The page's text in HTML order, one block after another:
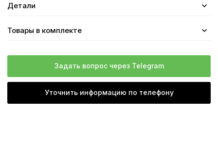
Детали
Товары в комплекте
Задать вопрос через Telegram
Уточнить информацию по телефону